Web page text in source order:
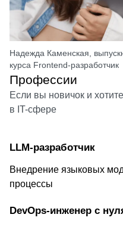
Надежда Каменская,
курса Frontend-разработчик
Профессии
Если вы новичок и
в IT-сфере
LLM-разработчик
Внедрение языковых
процессы
DevOps-инженер с